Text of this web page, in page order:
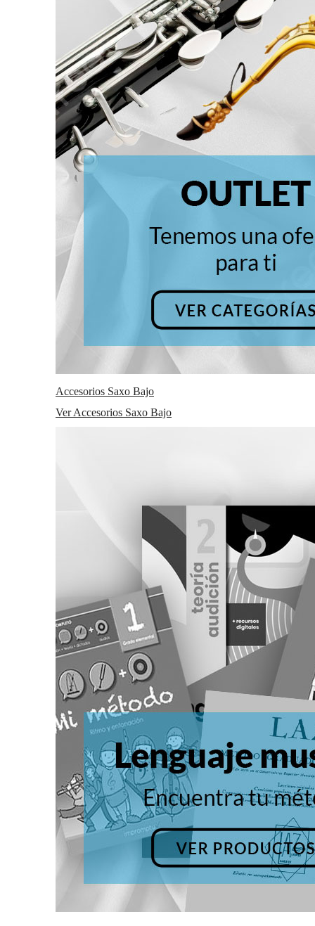
Accesorios Saxo Bajo
Ver Accesorios Saxo Bajo
para mostrar publicidad en función del mismo.
Cookies de redes sociales externas, que se utilizan para que los
visitantes puedan interactuar con el contenido de diferentes
plataformas sociales (Facebook, YouTube, Twitter, LinkedIn, etc.) y
que se generan únicamente para los usuarios de dichas redes
sociales. Las condiciones de utilización de estas cookies y la
información recopilada, se regula por la política de privacidad de la
plataforma social correspondiente.
Puede informarse de forma concreta sobre qué cookies estamos
utilizando y cuál es la finalidad de cada una de ellas en
Política de Cookies
puede retirar su consentimiento y eliminarlas de su navegador.
Si desea navegar solo con las cookies necesarias pulse:
BLOQUEAR COOKIES
ACEPTAR Y CONTINUAR